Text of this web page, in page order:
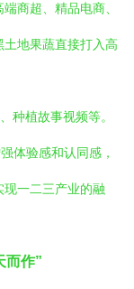
商超、精品电商、
地果蔬直接打入高
种植故事视频等。
体验感和认同感，
一二三产业的融
而作”